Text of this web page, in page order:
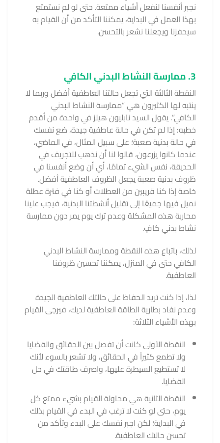
نجبر أنفسنا لنفعل أشياء ممتعة. حتى لو لم نستمتع
بهذا العمل في البداية، يمكننا التأكد من أن القيام به
سيحفزنا ويجعلنا نشعر بالتحسن.
3. ممارسة النشاط البدني الكافي
النقطة الثالثة التي تجعل حالتنا العاطفية أفضل وربما لا
ينتبه لها الكثيرون هي “ممارسة النشاط البدني
الكافي”. يقول السيد نابليون هيلز في واحدة من أقدم
خطبه: إذا لم تكن في حالة عاطفية جيدة، ضع نفسك
في حالة بدنية صعبة؛ على سبيل المثال، في الماضي،
عندما كانوا يزرعون، قالوا لنا أن نذهب للتجريف في
الحديقة، نفس الشيء تمامًا، أي أن وضع أنفسنا في
ظروف بدنية صعبة يجعل الظروف العاطفية أفضل.
خاصة إذا كنا قريبين من العطلات أو كنا في فترة عطلة
نميل فيها جميعًا إلى تقليل أنشطتنا البدنية، فيجب علينا
محاربة هذه المشكلة وعدم ترك يوم يمر دون ممارسة
نشاط بدني كافٍ.
لذلك، باتباع هذه النقطة وممارسة النشاط البدني
الكافي حتى في المنزل، يمكننا تحسين ظروفنا
العاطفية.
لذا، إذا كنت تريد الحفاظ على حالتك العاطفية الجيدة
وعدم نفاد بطارية الطاقة العاطفية لديك، فيرجى القيام
بهذه الأشياء الثلاثة:
النقطة الأولى كانت أن تفصل بين الحقائق والقضايا
ولا تطمع كثيراً في الحقائق، ولا تشعر بالسوء لأنك
لا تستطيع السيطرة عليها، واصرف طاقتك في حل
القضايا.
النقطة الثانية هي محاولة القيام بشيء ممتع كل
يوم، حتى لو كنت لا ترغب في البدء في القيام بذلك
في البداية؛ لكن اجبر نفسك على البدء وتأكد من
تحسن حالتك العاطفية.